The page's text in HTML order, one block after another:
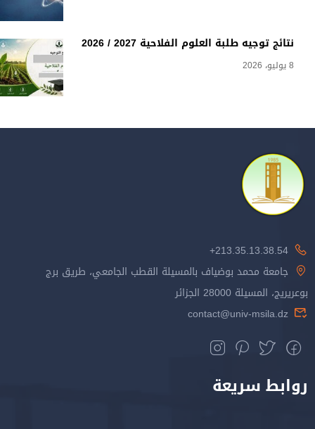
نتائج توجيه طلبة العلوم الفلاحية 2027 / 2026
8 يوليو، 2026
213.35.13.38.54+
جامعة محمد بوضياف بالمسيلة القطب الجامعي، طريق برج
بوعريريج، المسيلة 28000 الجزائر
contact@univ-msila.dz
روابط سريعة